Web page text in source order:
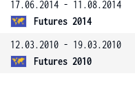
17.06.2014 - 11.08.2014
Futures 2014
12.03.2010 - 19.03.2010
Futures 2010